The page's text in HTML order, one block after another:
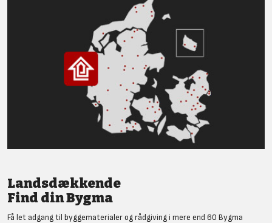
Landsdækkende
Find din Bygma
Få let adgang til byggematerialer og rådgiving i mere end 60 Bygma